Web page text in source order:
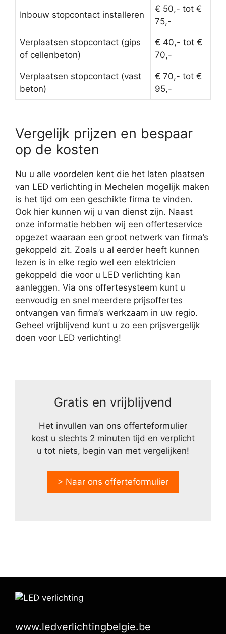
Inbouw stopcontact installeren
€ 50,- tot €
75,-
Verplaatsen stopcontact (gips
of cellenbeton)
€ 40,- tot €
70,-
Verplaatsen stopcontact (vast
beton)
€ 70,- tot €
95,-
Vergelijk prijzen en bespaar
op de kosten
Nu u alle voordelen kent die het laten plaatsen
van LED verlichting in Mechelen mogelijk maken
is het tijd om een geschikte firma te vinden.
Ook hier kunnen wij u van dienst zijn. Naast
onze informatie hebben wij een offerteservice
opgezet waaraan een groot netwerk van firma’s
gekoppeld zit. Zoals u al eerder heeft kunnen
lezen is in elke regio wel een elektricien
gekoppeld die voor u LED verlichting kan
aanleggen. Via ons offertesysteem kunt u
eenvoudig en snel meerdere prijsoffertes
ontvangen van firma’s werkzaam in uw regio.
Geheel vrijblijvend kunt u zo een prijsvergelijk
doen voor LED verlichting!
Gratis en vrijblijvend
Het invullen van ons offerteformulier
kost u slechts 2 minuten tijd en verplicht
u tot niets, begin van met vergelijken!
> Naar ons offerteformulier
www.ledverlichtingbelgie.be